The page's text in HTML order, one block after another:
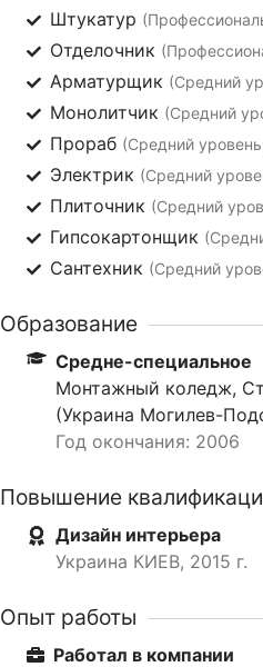
Штукатур
Отделочник
Арматурщик (Средний
Монолитчик (Средний
Прораб (Средний
Электрик (Средний
Плиточник (Средний
Гипсокартонщик
Сантехник (Средний
Образование
Средне-специальное
Монтажный коледж,
(Украина Могилев-
Год окончания: 2006
Повышение
Дизайн интерьера
Украина КИЕВ, 2015 г.
Опыт работы
Работал в компании